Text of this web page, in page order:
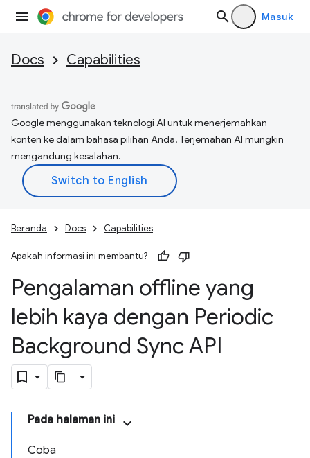
Masuk
Docs Capabilities
Google menggunakan teknologi AI untuk menerjemahkan
konten ke dalam bahasa pilihan Anda. Terjemahan AI mungkin
mengandung kesalahan.
Beranda Docs Capabilities
Apakah informasi ini membantu?
Pengalaman offline yang
lebih kaya dengan Periodic
Background Sync API
Pada halaman ini
Coba